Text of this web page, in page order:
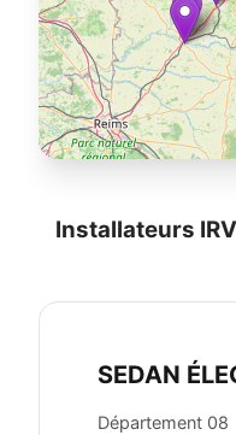
Installateurs
SEDAN
Département 08